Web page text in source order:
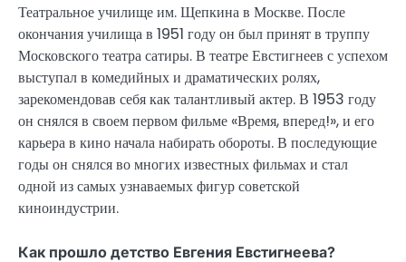
Театральное училище им. Щепкина в Москве. После
окончания училища в 1951 году он был принят в труппу
Московского театра сатиры. В театре Евстигнеев с успехом
выступал в комедийных и драматических ролях,
зарекомендовав себя как талантливый актер. В 1953 году
он снялся в своем первом фильме «Время, вперед!», и его
карьера в кино начала набирать обороты. В последующие
годы он снялся во многих известных фильмах и стал
одной из самых узнаваемых фигур советской
киноиндустрии.
Как прошло детство Евгения Евстигнеева?